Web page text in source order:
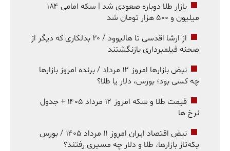
بازار طلا دوباره صعودی شد | سکه امامی ۱۸۴
میلیون و ۵۰۰ هزار تومان شد
از ارشا اقدسی تا هالیوود / ۲۰ بدلکاری که دیگر از
صحنه فیلمبرداری بازنگشتند
نبض بازارها امروز ۱۲ مرداد / برنده امروز بازارها
چه کسی بود؛ بورس، دلار یا طلا؟
قیمت طلا و سکه امروز ۱۲ مرداد ۱۴۰۵ + جدول
نرخ ها
نبض اقتصاد ایران امروز ۱۱ مرداد ۱۴۰۵ / بورس
یکه‌تاز بازارها، طلا و دلار چه مسیری رفتند؟